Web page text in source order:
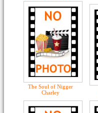
The Soul of Nigger
Charley